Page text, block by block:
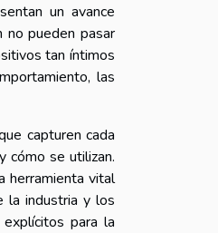
un avance
pueden pasar
tan íntimos
las
capturen cada
cómo se utilizan.
herramienta vital
la industria y los
para la